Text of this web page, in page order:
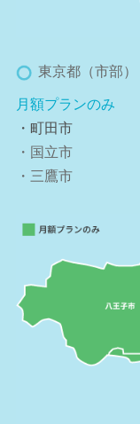
東京都（市部）
月額プランのみ
・町田市
・国立市
・三鷹市